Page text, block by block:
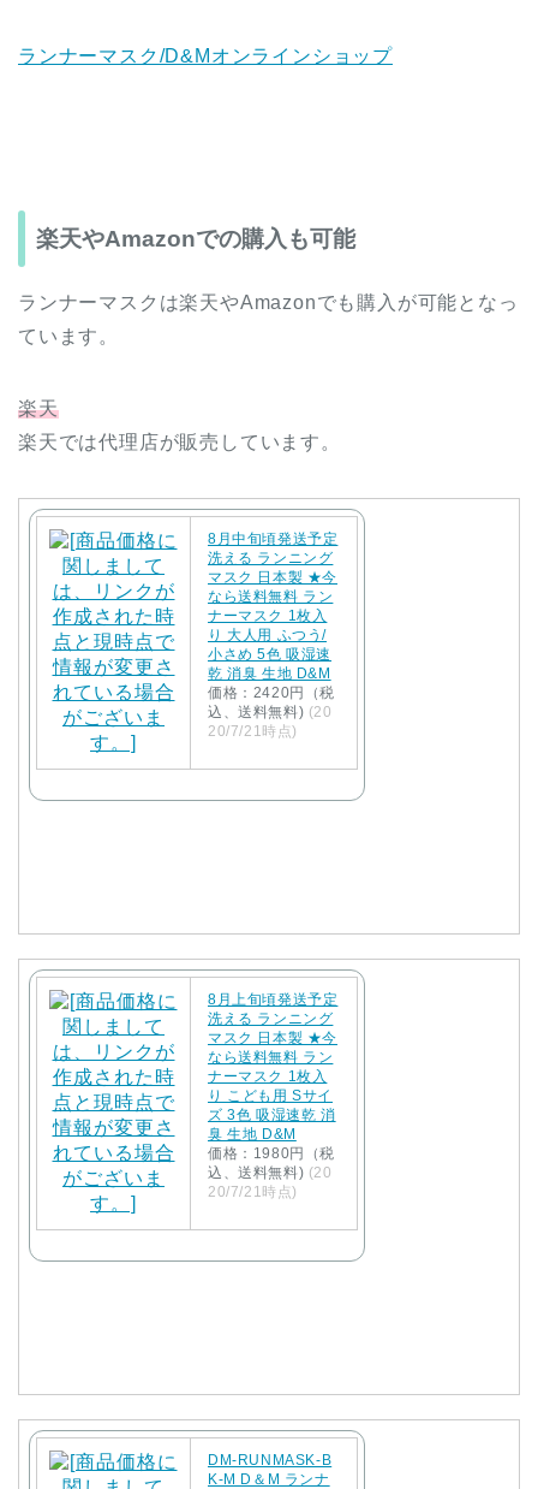
ランナーマスク/D&Mオンラインショップ
楽天やAmazonでの購入も可能
ランナーマスクは楽天やAmazonでも購入が可能となっ
ています。
楽天
楽天では代理店が販売しています。
8月中旬頃発送予定
洗える ランニング
マスク 日本製 ★今
なら送料無料 ラン
ナーマスク 1枚入
り 大人用 ふつう/
小さめ 5色 吸湿速
乾 消臭 生地 D&M
価格：2420円（税
込、送料無料) (20
20/7/21時点)
8月上旬頃発送予定
洗える ランニング
マスク 日本製 ★今
なら送料無料 ラン
ナーマスク 1枚入
り こども用 Sサイ
ズ 3色 吸湿速乾 消
臭 生地 D&M
価格：1980円（税
込、送料無料) (20
20/7/21時点)
DM-RUNMASK-B
K-M D＆M ランナ